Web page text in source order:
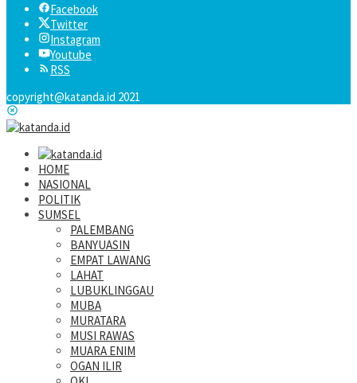
Facebook
Twitter
Instagram
Youtube
RSS
copyright@katanda.id 2021
HOME
NASIONAL
POLITIK
SUMSEL
PALEMBANG
BANYUASIN
EMPAT LAWANG
LAHAT
LUBUKLINGGAU
MUBA
MURATARA
MUSI RAWAS
MUARA ENIM
OGAN ILIR